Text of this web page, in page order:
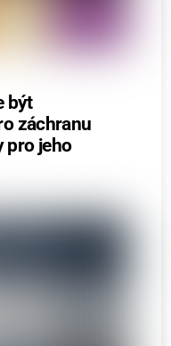
být
záchranu
pro jeho